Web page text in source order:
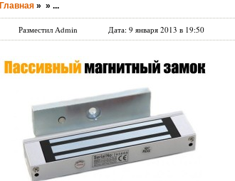
Главная » » ...
Разместил Admin Дата: 9 января 2013 в 19:50